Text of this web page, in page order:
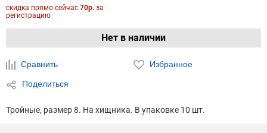
скидка прямо сейчас 70р. за
регистрацию
Нет в наличии
Сравнить Избранное
Поделиться
Тройные, размер 8. На хищника. В упаковке 10 шт.